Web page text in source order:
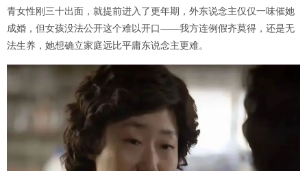
青女性刚三十出面，就提前进入了更年期，外东说念主仅仅一味催她
成婚，但女孩没法公开这个难以开口——我方连例假齐莫得，还是无
法生养，她想确立家庭远比平庸东说念主更难。